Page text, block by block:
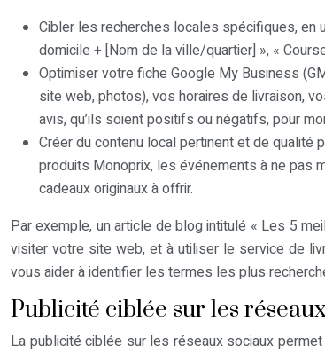
Cibler les recherches locales spécifiques, en
domicile + [Nom de la ville/quartier] », «
Optimiser votre fiche Google My Business
site web, photos), vos horaires de livraison,
avis, qu’ils soient positifs ou négatifs, pour
Créer du contenu local pertinent et de
produits Monoprix, les événements à ne pas
cadeaux originaux à offrir.
Par exemple, un article de blog intitulé « Les 5
visiter votre site web, et à utiliser le service de
vous aider à identifier les termes les plus
Publicité ciblée sur les
La publicité ciblée sur les réseaux sociaux